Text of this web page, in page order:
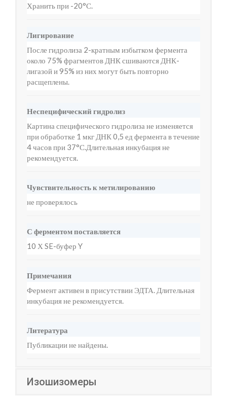
Хранить при -20°С.
Лигирование
После гидролиза 2-кратным избытком фермента
около 75% фрагментов ДНК сшиваются ДНК-
лигазой и 95% из них могут быть повторно
расщеплены.
Неспецифический гидролиз
Картина специфического гидролиза не изменяется
при обработке 1 мкг ДНК 0,5 ед фермента в течение
4 часов при 37°С.Длительная инкубация не
рекомендуется.
Чувствительность к метилированию
не проверялось
С ферментом поставляется
10 Х SE-буфер Y
Примечания
Фермент активен в присутствии ЭДТА. Длительная
инкубация не рекомендуется.
Литература
Публикации не найдены.
Изошизомеры